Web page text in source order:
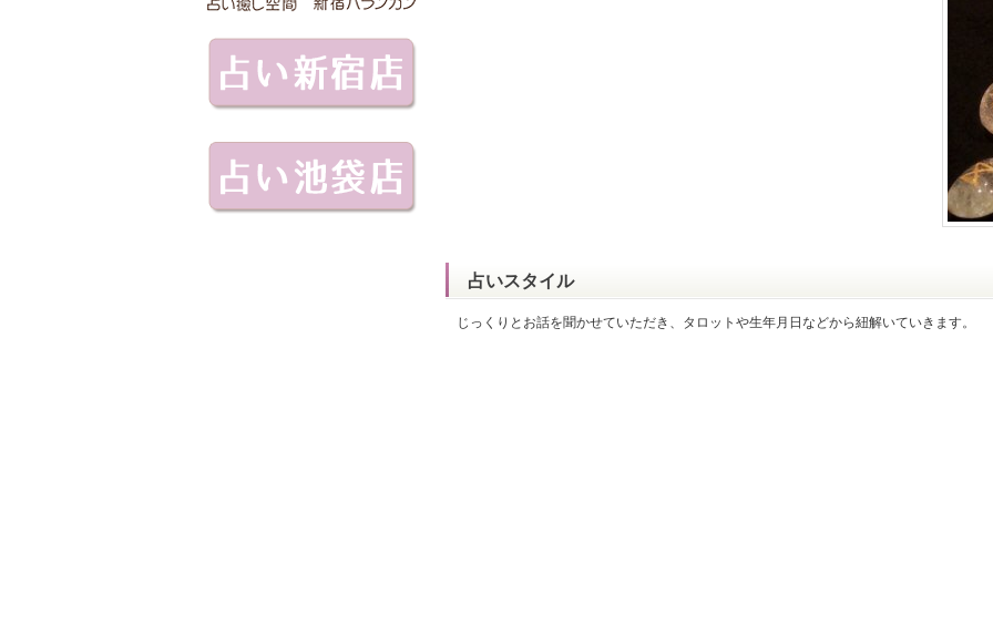
占いスタイル
じっくりとお話を聞かせていただき、タロットや生年月日などから紐解いていきます。